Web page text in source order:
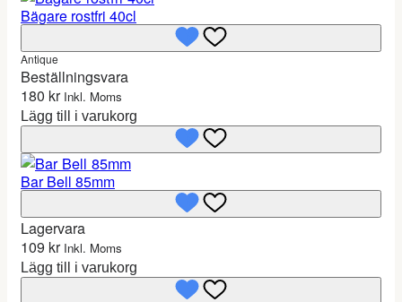
Bägare rostfri 40cl
Antique
Beställningsvara
180 kr Inkl. Moms
Lägg till i varukorg
Bar Bell 85mm
Lagervara
109 kr Inkl. Moms
Lägg till i varukorg